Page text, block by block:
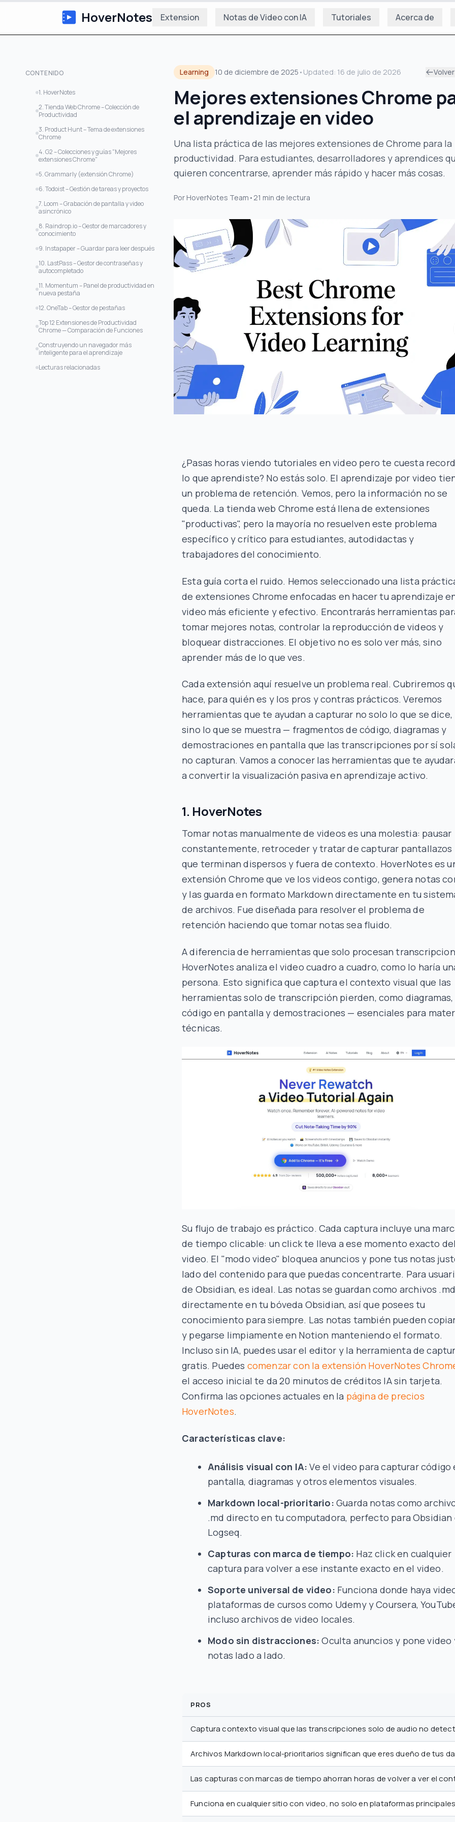
HoverNotes Extension Notas de Video con IA Tutoriales Acerca de
CONTENIDO
1. HoverNotes
2. Tienda Web Chrome – Colección de
Productividad
3. Product Hunt – Tema de extensiones
Chrome
4. G2 – Colecciones y guías "Mejores
extensiones Chrome"
5. Grammarly (extensión Chrome)
6. Todoist – Gestión de tareas y proyectos
7. Loom – Grabación de pantalla y video
asincrónico
8. Raindrop.io – Gestor de marcadores y
conocimiento
9. Instapaper – Guardar para leer después
10. LastPass – Gestor de contraseñas y
autocompletado
11. Momentum – Panel de productividad en
nueva pestaña
12. OneTab – Gestor de pestañas
Top 12 Extensiones de Productividad
Chrome — Comparación de Funciones
Construyendo un navegador más
inteligente para el aprendizaje
Lecturas relacionadas
Learning 10 de diciembre de 2025 • Updated: 16 de julio de 2026
Mejores extensiones Chrome
el aprendizaje en video
Una lista práctica de las mejores extensiones de Chrome para la
productividad. Para estudiantes, desarrolladores y aprendices
quieren concentrarse, aprender más rápido y hacer más cosas.
Por HoverNotes Team • 21 min de lectura
¿Pasas horas viendo tutoriales en video pero te cuesta
lo que aprendiste? No estás solo. El aprendizaje por video
un problema de retención. Vemos, pero la información no se
queda. La tienda web Chrome está llena de extensiones
"productivas", pero la mayoría no resuelven este problema
específico y crítico para estudiantes, autodidactas y
trabajadores del conocimiento.
Esta guía corta el ruido. Hemos seleccionado una lista
de extensiones Chrome enfocadas en hacer tu aprendizaje
video más eficiente y efectivo. Encontrarás herramientas
tomar mejores notas, controlar la reproducción de videos y
bloquear distracciones. El objetivo no es solo ver más, sino
aprender más de lo que ves.
Cada extensión aquí resuelve un problema real. Cubriremos
hace, para quién es y los pros y contras prácticos. Veremos
herramientas que te ayudan a capturar no solo lo que se dice,
sino lo que se muestra — fragmentos de código, diagramas y
demostraciones en pantalla que las transcripciones por sí
no capturan. Vamos a conocer las herramientas que te
a convertir la visualización pasiva en aprendizaje activo.
1. HoverNotes
Tomar notas manualmente de videos es una molestia: pausar
constantemente, retroceder y tratar de capturar pantallazos
que terminan dispersos y fuera de contexto. HoverNotes es
extensión Chrome que ve los videos contigo, genera notas
y las guarda en formato Markdown directamente en tu
de archivos. Fue diseñada para resolver el problema de
retención haciendo que tomar notas sea fluido.
A diferencia de herramientas que solo procesan
HoverNotes analiza el video cuadro a cuadro, como lo haría
persona. Esto significa que captura el contexto visual que las
herramientas solo de transcripción pierden, como diagramas,
código en pantalla y demostraciones — esenciales para
técnicas.
Su flujo de trabajo es práctico. Cada captura incluye una
de tiempo clicable: un click te lleva a ese momento exacto del
video. El "modo video" bloquea anuncios y pone tus notas
lado del contenido para que puedas concentrarte. Para
de Obsidian, es ideal. Las notas se guardan como archivos .md
directamente en tu bóveda Obsidian, así que posees tu
conocimiento para siempre. Las notas también pueden
y pegarse limpiamente en Notion manteniendo el formato.
Incluso sin IA, puedes usar el editor y la herramienta de
gratis. Puedes comenzar con la extensión HoverNotes
el acceso inicial te da 20 minutos de créditos IA sin tarjeta.
Confirma las opciones actuales en la página de precios
HoverNotes.
Características clave:
Análisis visual con IA: Ve el video para capturar código
pantalla, diagramas y otros elementos visuales.
Markdown local-prioritario: Guarda notas como
.md directo en tu computadora, perfecto para Obsidian
Logseq.
Capturas con marca de tiempo: Haz click en cualquier
captura para volver a ese instante exacto en el video.
Soporte universal de video: Funciona donde haya
plataformas de cursos como Udemy y Coursera,
incluso archivos de video locales.
Modo sin distracciones: Oculta anuncios y pone video
notas lado a lado.
PROS
Captura contexto visual que las transcripciones solo de audio no
Archivos Markdown local-prioritarios significan que eres dueño de tus
Las capturas con marcas de tiempo ahorran horas de volver a ver el
Funciona en cualquier sitio con video, no solo en plataformas